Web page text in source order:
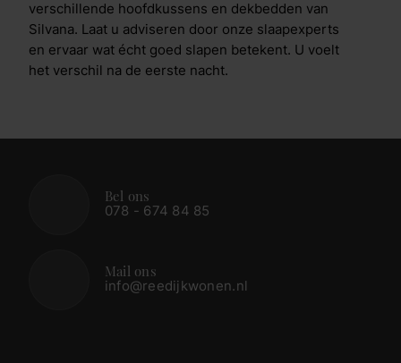
verschillende hoofdkussens en dekbedden van
Silvana. Laat u adviseren door onze slaapexperts
en ervaar wat écht goed slapen betekent. U voelt
het verschil na de eerste nacht.
Bel ons
078 - 674 84 85
Mail ons
info@reedijkwonen.nl